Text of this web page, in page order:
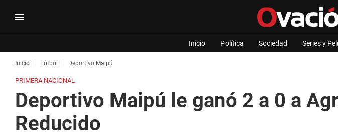
Inicio Política Sociedad Series y
Inicio Fútbol Deportivo Maipú
PRIMERA NACIONAL
Deportivo Maipú le ganó 2 a 0 a
Reducido